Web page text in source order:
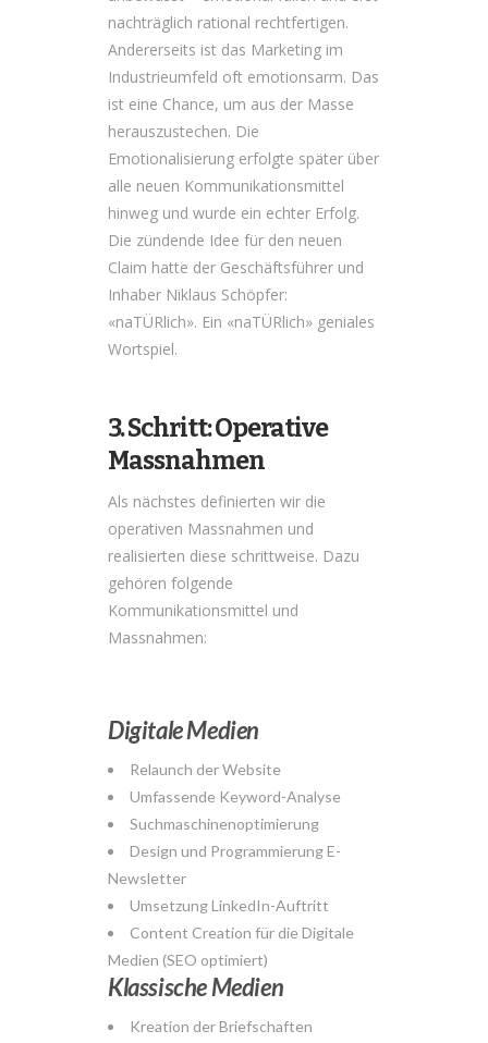
nachträglich rational rechtfertigen.
Andererseits ist das Marketing im
Industrieumfeld oft emotionsarm. Das
ist eine Chance, um aus der Masse
herauszustechen. Die
Emotionalisierung erfolgte später über
alle neuen Kommunikationsmittel
hinweg und wurde ein echter Erfolg.
Die zündende Idee für den neuen
Claim hatte der Geschäftsführer und
Inhaber Niklaus Schöpfer:
«naTÜRlich». Ein «naTÜRlich» geniales
Wortspiel.
3. Schritt: Operative
Massnahmen
Als nächstes definierten wir die
operativen Massnahmen und
realisierten diese schrittweise. Dazu
gehören folgende
Kommunikationsmittel und
Massnahmen:
Digitale Medien
Relaunch der Website
Umfassende Keyword-Analyse
Suchmaschinenoptimierung
Design und Programmierung E-
Newsletter
Umsetzung LinkedIn-Auftritt
Content Creation für die Digitale
Medien (SEO optimiert)
Klassische Medien
Kreation der Briefschaften